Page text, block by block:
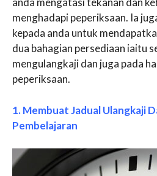
menghadapi peperiksaan. Ia
kepada anda untuk
dua bahagian persediaan iaitu
mengulangkaji dan juga pada
peperiksaan.
1. Membuat Jadual Ulangkaji
Pembelajaran